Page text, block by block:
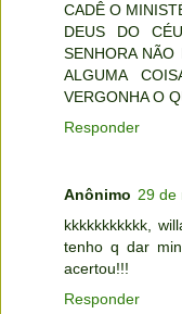
CADÊ O
DEUS DO
SENHORA
ALGUMA
VERGONHA O
Responder
Anônimo 29 de
kkkkkkkkkkk,
tenho q dar
acertou!!!
Responder